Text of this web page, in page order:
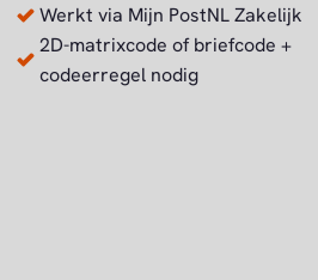
Werkt via Mijn PostNL Zakelijk
2D-matrixcode of briefcode +
codeerregel nodig